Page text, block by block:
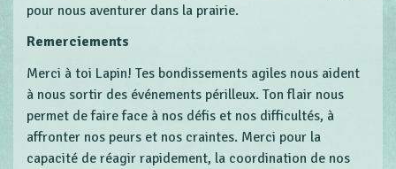
pour nous aventurer dans la prairie.
Remerciements
Merci à toi Lapin! Tes bondissements agiles nous aident
à nous sortir des événements périlleux. Ton flair nous
permet de faire face à nos défis et nos difficultés, à
affronter nos peurs et nos craintes. Merci pour la
capacité de réagir rapidement, la coordination de nos